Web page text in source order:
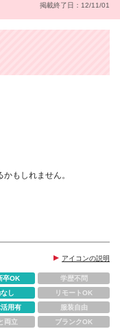
掲載終了日：12/11/01
もしれません。
アイコンの説明
卒OK
学歴不問
し
リモートOK
用有
服装自由
両立
ブランクOK